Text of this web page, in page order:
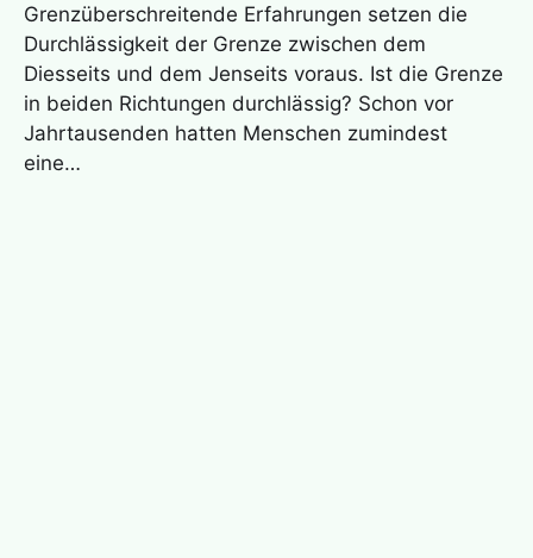
Grenzüberschreitende Erfahrungen setzen die
Durchlässigkeit der Grenze zwischen dem
Diesseits und dem Jenseits voraus. Ist die Grenze
in beiden Richtungen durchlässig? Schon vor
Jahrtausenden hatten Menschen zumindest
eine…